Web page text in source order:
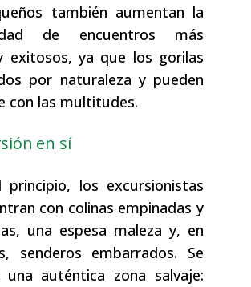
también aumentan la
de encuentros más
exitosos, ya que los gorilas
por naturaleza y pueden
con las multitudes.
en sí
principio, los excursionistas
con colinas empinadas y
una espesa maleza y, en
senderos embarrados. Se
auténtica zona salvaje: